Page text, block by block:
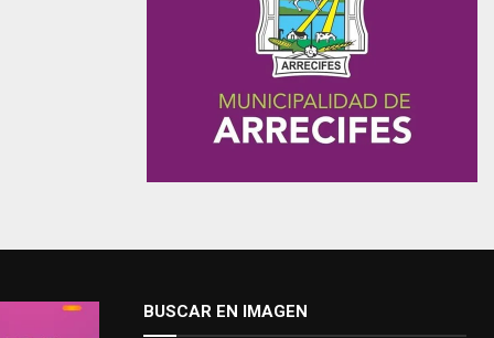
BUSCAR EN IMAGEN